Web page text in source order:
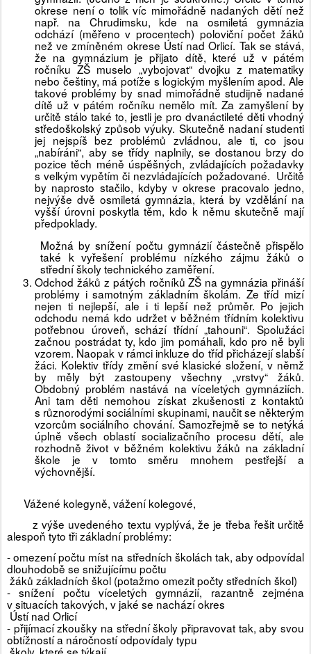
okrese není o tolik víc mimořádně nadaných dětí než
např. na Chrudimsku, kde na osmiletá gymnázia
odchází (měřeno v procentech) poloviční počet žáků
než ve zmíněném okrese Ústí nad Orlicí. Tak se stává,
že na gymnázium je přijato dítě, které už v pátém
ročníku ZŠ muselo „vybojovat“ dvojku z matematiky
nebo češtiny, má potíže s logickým myšlením apod. Ale
takové problémy by snad mimořádně studijně nadané
dítě už v pátém ročníku nemělo mít. Za zamyšlení by
určitě stálo také to, jestli je pro dvanáctileté děti vhodný
středoškolský způsob výuky. Skutečně nadaní studenti
jej nejspíš bez problémů zvládnou, ale ti, co jsou
„nabíráni“, aby se třídy naplnily, se dostanou brzy do
pozice těch méně úspěšných, zvládajících požadavky
s velkým vypětím či nezvládajících požadované. Určitě
by naprosto stačilo, kdyby v okrese pracovalo jedno,
nejvýše dvě osmiletá gymnázia, která by vzdělání na
vyšší úrovni poskytla těm, kdo k němu skutečně mají
předpoklady.
Možná by snížení počtu gymnázií částečně přispělo
také k vyřešení problému nízkého zájmu žáků o
střední školy technického zaměření.
Odchod žáků z pátých ročníků ZŠ na gymnázia přináší
problémy i samotným základním školám. Ze tříd mizí
nejen ti nejlepší, ale i ti lepší než průměr. Po jejich
odchodu nemá kdo udržet v běžném třídním kolektivu
potřebnou úroveň, schází třídní „tahouni“. Spolužáci
začnou postrádat ty, kdo jim pomáhali, kdo pro ně byli
vzorem. Naopak v rámci inkluze do tříd přicházejí slabší
žáci. Kolektiv třídy změní své klasické složení, v němž
by měly být zastoupeny všechny „vrstvy“ žáků.
Obdobný problém nastává na víceletých gymnáziích.
Ani tam děti nemohou získat zkušenosti z kontaktů
s různorodými sociálními skupinami, naučit se některým
vzorcům sociálního chování. Samozřejmě se to netýká
úplně všech oblastí socializačního procesu dětí, ale
rozhodně život v běžném kolektivu žáků na základní
škole je v tomto směru mnohem pestřejší a
výchovnější.
Vážené kolegyně, vážení kolegové,
z výše uvedeného textu vyplývá, že je třeba řešit určitě
alespoň tyto tři základní problémy:
- omezení počtu míst na středních školách tak, aby odpovídal
dlouhodobě se snižujícímu počtu
žáků základních škol (potažmo omezit počty středních škol)
- snížení počtu víceletých gymnázií, razantně zejména
v situacích takových, v jaké se nachází okres
Ústí nad Orlicí
- přijímací zkoušky na střední školy připravovat tak, aby svou
obtížností a náročností odpovídaly typu